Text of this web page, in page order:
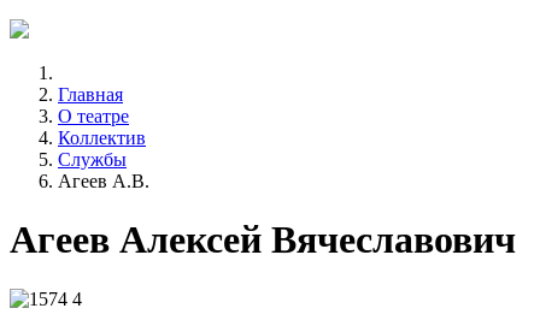
Главная
О театре
Коллектив
Службы
Агеев А.В.
Агеев Алексей Вячеславович